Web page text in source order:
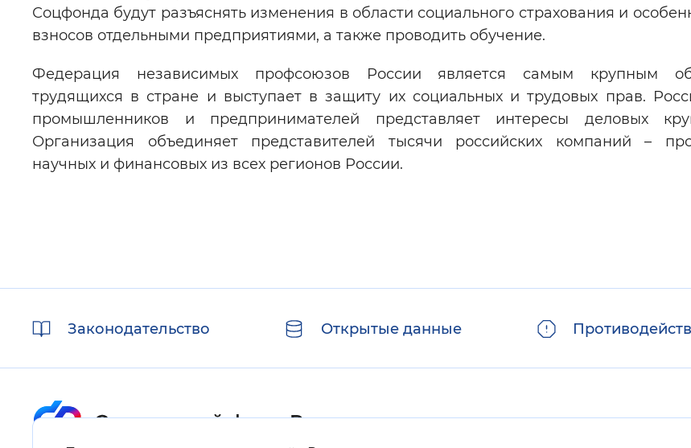
Соцфонда будут разъяснять изменения в области социального страхования и
взносов отдельными предприятиями, а также проводить обучение.
Федерация независимых профсоюзов России является самым крупным
трудящихся в стране и выступает в защиту их социальных и трудовых прав.
промышленников и предпринимателей представляет интересы деловых
Организация объединяет представителей тысячи российских компаний –
научных и финансовых из всех регионов России.
ссылкиЗаконодательство Открытые данные